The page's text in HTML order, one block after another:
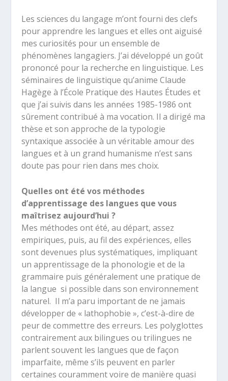
Les sciences du langage m’ont fourni des clefs
pour apprendre les langues et elles ont aiguisé
mes curiosités pour un ensemble de
phénomènes langagiers. J’ai développé un goût
prononcé pour la recherche en linguistique. Les
séminaires de linguistique qu’anime Claude
Hagège à l’École Pratique des Hautes Études et
que j’ai suivis dans les années 1985-1986 ont
sûrement contribué à ma vocation. Il a dirigé ma
thèse et son approche de la typologie
syntaxique associée à un véritable amour des
langues et à un grand humanisme n’est sans
doute pas pour rien dans mes choix.
Quelles ont été vos méthodes
d’apprentissage des langues que vous
maîtrisez aujourd’hui ?
Mes méthodes ont été, au départ, assez
empiriques, puis, au fil des expériences, elles
sont devenues plus systématiques, impliquant
un apprentissage de la phonologie et de la
grammaire puis généralement une pratique de
la langue si possible dans son environnement
naturel. Il m’a paru important de ne jamais
développer de « lathophobie », c’est-à-dire de
peur de commettre des erreurs. Les polyglottes
contrairement aux bilingues ou trilingues ne
parlent souvent les langues que de façon
imparfaite, même s’ils peuvent en parler
certaines couramment voire de manière quasi